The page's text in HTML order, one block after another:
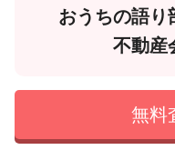
おうちの語り
不動産
無料